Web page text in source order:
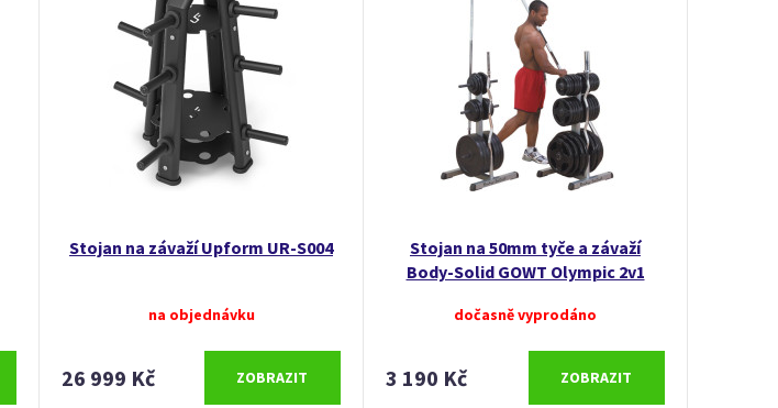
Stojan na závaží Upform UR-S004
na objednávku
26 999 Kč ZOBRAZIT
Stojan na 50mm tyče a závaží
Body-Solid GOWT Olympic 2v1
dočasně vyprodáno
3 190 Kč ZOBRAZIT